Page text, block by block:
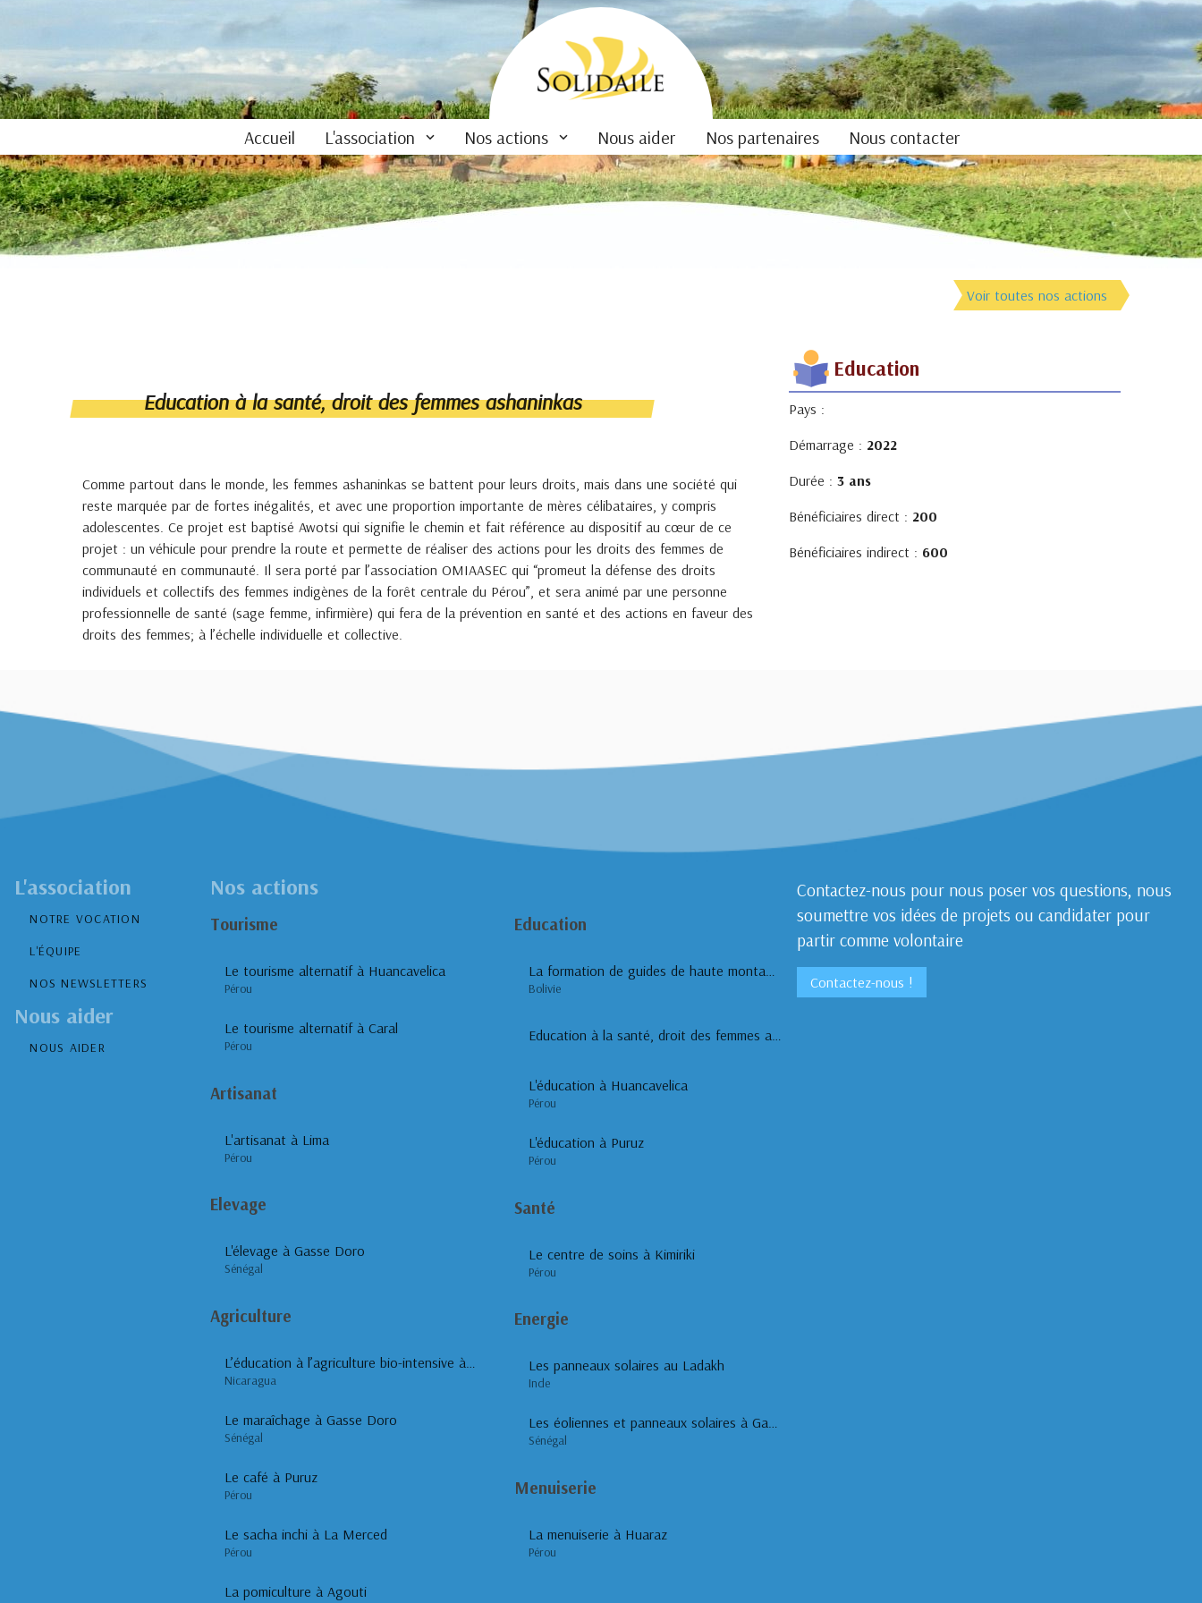
Accueil L'association Nos actions Nous aider Nos partenaires Nous contacter
Voir toutes nos actions
Education à la santé, droit des femmes ashaninkas
Comme partout dans le monde, les femmes ashaninkas se battent pour leurs droits, mais dans une société qui
reste marquée par de fortes inégalités, et avec une proportion importante de mères célibataires, y compris
adolescentes. Ce projet est baptisé Awotsi qui signifie le chemin et fait référence au dispositif au cœur de ce
projet : un véhicule pour prendre la route et permette de réaliser des actions pour les droits des femmes de
communauté en communauté. Il sera porté par l’association OMIAASEC qui “promeut la défense des droits
individuels et collectifs des femmes indigènes de la forêt centrale du Pérou”, et sera animé par une personne
professionnelle de santé (sage femme, infirmière) qui fera de la prévention en santé et des actions en faveur des
droits des femmes; à l’échelle individuelle et collective.
Education
Pays :
Démarrage : 2022
Durée : 3 ans
Bénéficiaires direct : 200
Bénéficiaires indirect : 600
L'association
NOTRE VOCATION
L'ÉQUIPE
NOS NEWSLETTERS
Nous aider
NOUS AIDER
Nos actions
Tourisme
Le tourisme alternatif à Huancavelica
Pérou
Le tourisme alternatif à Caral
Pérou
Artisanat
L'artisanat à Lima
Pérou
Elevage
L'élevage à Gasse Doro
Sénégal
Agriculture
L’éducation à l’agriculture bio-intensive à Achuapa
Nicaragua
Le maraîchage à Gasse Doro
Sénégal
Le café à Puruz
Pérou
Le sacha inchi à La Merced
Pérou
La pomiculture à Agouti
Education
Bolivie
L'éducation à Huancavelica
Pérou
L'éducation à Puruz
Pérou
Santé
Le centre de soins à Kimiriki
Pérou
Energie
Les panneaux solaires au Ladakh
Inde
Les éoliennes et panneaux solaires à Gasse Doro
Sénégal
Menuiserie
La menuiserie à Huaraz
Pérou
Contactez-nous pour nous poser vos questions, nous
soumettre vos idées de projets ou candidater pour
partir comme volontaire
Contactez-nous !